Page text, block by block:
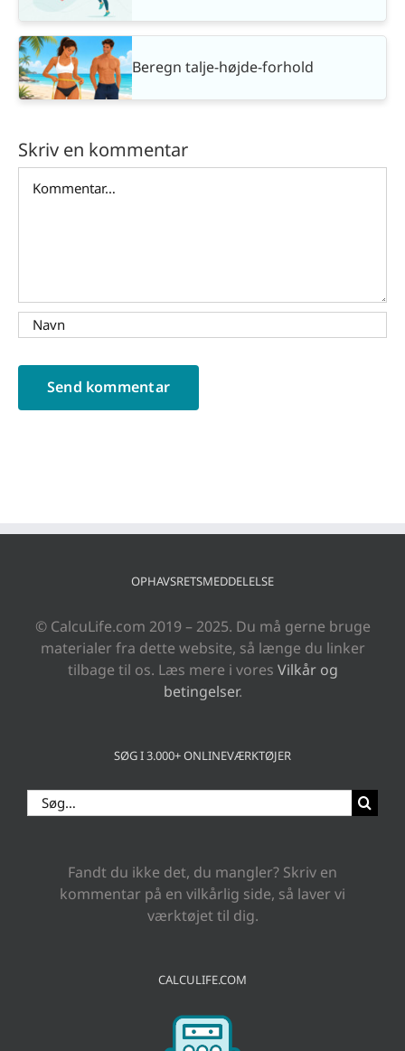
Beregn talje-højde-forhold
Skriv en kommentar
OPHAVSRETSMEDDELELSE
© CalcuLife.com 2019 – 2025. Du må gerne bruge
materialer fra dette website, så længe du linker
tilbage til os. Læs mere i vores Vilkår og
betingelser.
SØG I 3.000+ ONLINEVÆRKTØJER
Søg
efter:
Fandt du ikke det, du mangler? Skriv en
kommentar på en vilkårlig side, så laver vi
værktøjet til dig.
CALCULIFE.COM